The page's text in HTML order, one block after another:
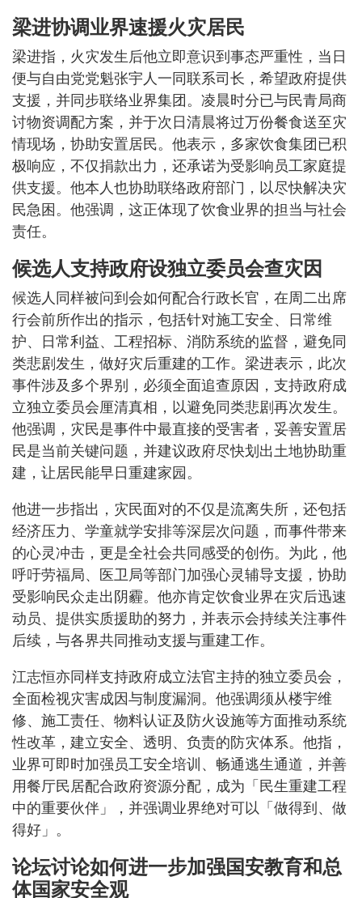
梁进协调业界速援火灾居民
梁进指，火灾发生后他立即意识到事态严重性，当日
便与自由党党魁张宇人一同联系司长，希望政府提供
支援，并同步联络业界集团。凌晨时分已与民青局商
讨物资调配方案，并于次日清晨将过万份餐食送至灾
情现场，协助安置居民。他表示，多家饮食集团已积
极响应，不仅捐款出力，还承诺为受影响员工家庭提
供支援。他本人也协助联络政府部门，以尽快解决灾
民急困。他强调，这正体现了饮食业界的担当与社会
责任。
候选人支持政府设独立委员会查灾因
候选人同样被问到会如何配合行政长官，在周二出席
行会前所作出的指示，包括针对施工安全、日常维
护、日常利益、工程招标、消防系统的监督，避免同
类悲剧发生，做好灾后重建的工作。梁进表示，此次
事件涉及多个界别，必须全面追查原因，支持政府成
立独立委员会厘清真相，以避免同类悲剧再次发生。
他强调，灾民是事件中最直接的受害者，妥善安置居
民是当前关键问题，并建议政府尽快划出土地协助重
建，让居民能早日重建家园。
他进一步指出，灾民面对的不仅是流离失所，还包括
经济压力、学童就学安排等深层次问题，而事件带来
的心灵冲击，更是全社会共同感受的创伤。为此，他
呼吁劳福局、医卫局等部门加强心灵辅导支援，协助
受影响民众走出阴霾。他亦肯定饮食业界在灾后迅速
动员、提供实质援助的努力，并表示会持续关注事件
后续，与各界共同推动支援与重建工作。
江志恒亦同样支持政府成立法官主持的独立委员会，
全面检视灾害成因与制度漏洞。他强调须从楼宇维
修、施工责任、物料认证及防火设施等方面推动系统
性改革，建立安全、透明、负责的防灾体系。他指，
业界可即时加强员工安全培训、畅通逃生通道，并善
用餐厅民居配合政府资源分配，成为「民生重建工程
中的重要伙伴」，并强调业界绝对可以「做得到、做
得好」。
论坛讨论如何进一步加强国安教育和总
体国家安全观